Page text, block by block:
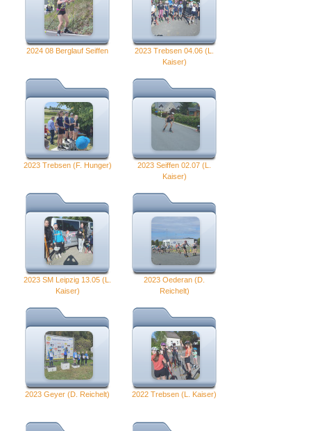
2024 08 Berglauf Seiffen
2023 Trebsen 04.06 (L.
Kaiser)
2023 Trebsen (F. Hunger)
2023 Seiffen 02.07 (L.
Kaiser)
2023 SM Leipzig 13.05 (L.
Kaiser)
2023 Oederan (D.
Reichelt)
2023 Geyer (D. Reichelt) 2022 Trebsen (L. Kaiser)